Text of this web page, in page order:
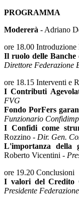
PROGRAMMA
Modererà - Adriano
ore 18.00 Introduzione
Il ruolo delle
Direttore Federazione
ore 18.15 Interventi e
I Contributi
FVG
Fondo PorFers
Funzionario
I Confidi come
Rozzino - Dir. Gen.
L'importanza della
Roberto Vicentini -
ore 19.20 Conclusioni
I valori del Credito
Presidente